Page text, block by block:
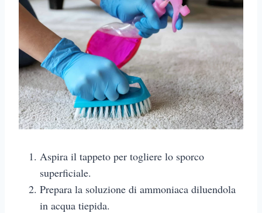
Aspira il tappeto per togliere lo sporco
superficiale.
Prepara la soluzione di ammoniaca diluendola
in acqua tiepida.